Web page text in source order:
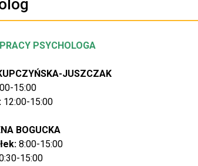
PSYCHOLOGA
JUSZCZAK
15:00
12:00-15:00
BOGUCKA
8:00-15:00
15:00